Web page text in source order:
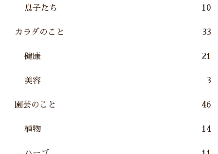
息子たち 10
カラダのこと 33
健康 21
美容 3
園芸のこと 46
植物 14